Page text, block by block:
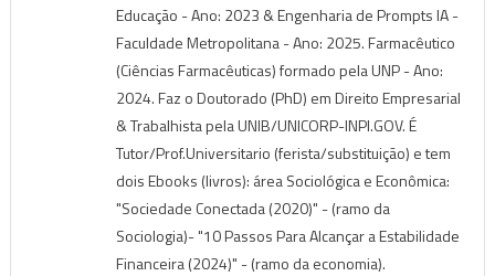
Educação - Ano: 2023 & Engenharia de Prompts IA -
Faculdade Metropolitana - Ano: 2025. Farmacêutico
(Ciências Farmacêuticas) formado pela UNP - Ano:
2024. Faz o Doutorado (PhD) em Direito Empresarial
& Trabalhista pela UNIB/UNICORP-INPI.GOV. É
Tutor/Prof.Universitario (ferista/substituição) e tem
dois Ebooks (livros): área Sociológica e Econômica:
"Sociedade Conectada (2020)" - (ramo da
Sociologia)- "10 Passos Para Alcançar a Estabilidade
Financeira (2024)" - (ramo da economia).